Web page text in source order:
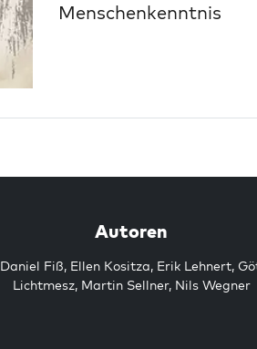
Menschenkenntnis
Autoren
Daniel Fiß, Ellen Kositza, Erik Lehnert,
Lichtmesz, Martin Sellner, Nils Wegner